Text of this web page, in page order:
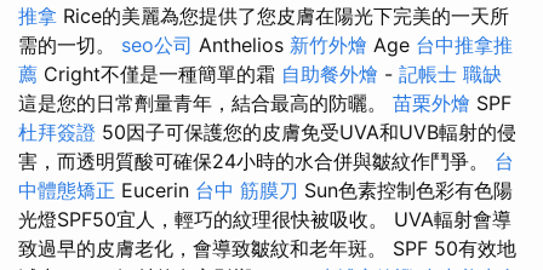
推拿 Rice的美麗為您提供了您皮膚在陽光下完美的一天所
需的一切。 seo公司 Anthelios 新竹外燴 Age 台中推拿推
薦 Cright不僅是一種簡單的霜 自助餐外燴 - 記帳士 職缺
這是您的日常劑量青年，結合最高的防曬。 苗栗外燴 SPF
杜拜簽證 50因子可保護您的皮膚免受UVA和UVB輻射的侵
害，而透明質酸可確保24小時的水合併與皺紋作鬥爭。 台
中體態矯正 Eucerin 台中 筋膜刀 Sun色素控制色彩有色陽
光燈SPF50宜人，輕巧的紋理很快被吸收。 UVA輻射會導
致過早的皮膚老化，會導致皺紋和老年斑。 SPF 50有效地